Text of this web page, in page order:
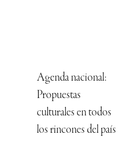
Agenda nacional:
Propuestas
culturales en todos
los rincones del país